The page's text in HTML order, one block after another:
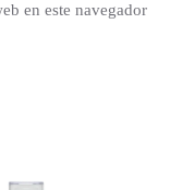
en este navegador